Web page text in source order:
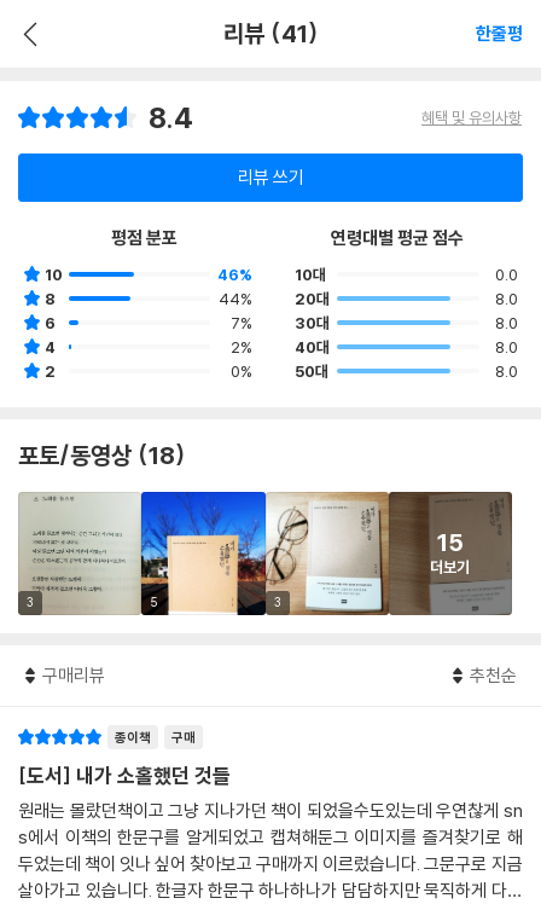
리뷰 (41) 한줄평
8.4 혜택 및 유의사항
리뷰 쓰기
평점 분포
10
46%
8
44%
6
7%
4
2%
2
0%
연령대별 평균 점수
10대
0.0
20대
8.0
30대
8.0
40대
8.0
50대
8.0
포토/동영상 (18)
3 5 3
15
더보기
구매리뷰 추천순
종이책 구매
[도서] 내가 소홀했던 것들
원래는 몰랐던책이고 그냥 지나가던 책이 되었을수도있는데 우연찮게 sn
s에서 이책의 한문구를 알게되었고 캡쳐해둔그 이미지를 즐겨찾기로 해
두었는데 책이 잇나 싶어 찾아보고 구매까지 이르렀습니다. 그문구로 지금
살아가고 있습니다. 한글자 한문구 하나하나가 담담하지만 묵직하게 다가